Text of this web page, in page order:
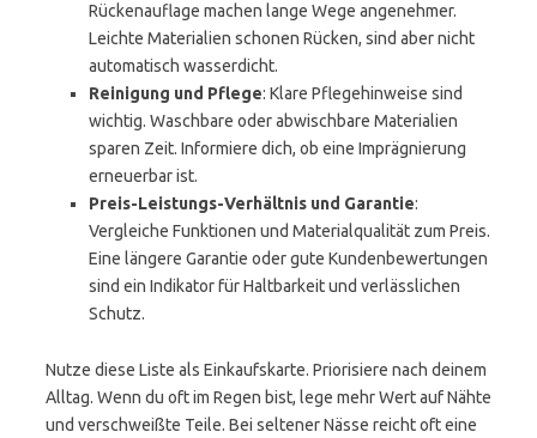
Rückenauflage machen lange Wege angenehmer.
Leichte Materialien schonen Rücken, sind aber nicht
automatisch wasserdicht.
Reinigung und Pflege: Klare Pflegehinweise sind
wichtig. Waschbare oder abwischbare Materialien
sparen Zeit. Informiere dich, ob eine Imprägnierung
erneuerbar ist.
Preis-Leistungs-Verhältnis und Garantie:
Vergleiche Funktionen und Materialqualität zum Preis.
Eine längere Garantie oder gute Kundenbewertungen
sind ein Indikator für Haltbarkeit und verlässlichen
Schutz.
Nutze diese Liste als Einkaufskarte. Priorisiere nach deinem
Alltag. Wenn du oft im Regen bist, lege mehr Wert auf Nähte
und verschweißte Teile. Bei seltener Nässe reicht oft eine